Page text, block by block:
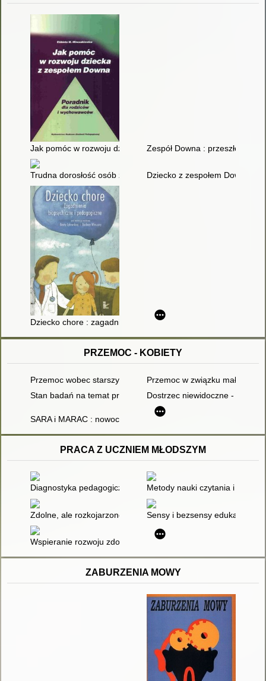
Jak pomóc w rozwoju dziecka z zespołem Downa : poradnik
Zespół Downa : przeszłość,
Trudna dorosłość osób z zespołem Downa : jak możemy
Dziecko z zespołem Downa
Dziecko chore : zagadnienia biopsychiczne i pedagogiczne
PRZEMOC - KOBIETY
Przemoc wobec starszych kobiet - podsumowanie i
Przemoc w związku
Stan badań na temat przemocy wobec kobiet w starszym
Dostrzec niewidoczne -
SARA i MARAC : nowoczesne protokoły
PRACA Z UCZNIEM MŁODSZYM
Diagnostyka pedagogiczna : nowe obszary i rozwiązania
Metody nauki czytania i
Zdolne, ale rozkojarzone : wspieranie rozwoju dziecka za
Sensy i bezsensy edukacji
Wspieranie rozwoju zdolności uczniów w edukacji
ZABURZENIA MOWY